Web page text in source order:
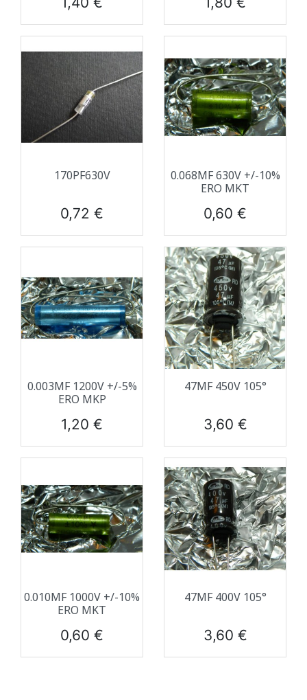
170PF630V
Prix
0,72 €
0.068ΜF 630V +/-10%
ERO MKT
Prix
0,60 €
0.003ΜF 1200V +/-5%
ERO MKP
Prix
1,20 €
47ΜF 450V 105°
Prix
3,60 €
0.010ΜF 1000V +/-10%
ERO MKT
Prix
0,60 €
47ΜF 400V 105°
Prix
3,60 €